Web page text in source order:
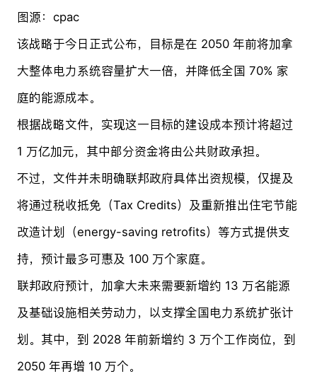
图源：cpac
该战略于今日正式公布，目标是在 2050 年前将加拿
大整体电力系统容量扩大一倍，并降低全国 70% 家
庭的能源成本。
根据战略文件，实现这一目标的建设成本预计将超过
1 万亿加元，其中部分资金将由公共财政承担。
不过，文件并未明确联邦政府具体出资规模，仅提及
将通过税收抵免（Tax Credits）及重新推出住宅节能
改造计划（energy-saving retrofits）等方式提供支
持，预计最多可惠及 100 万个家庭。
联邦政府预计，加拿大未来需要新增约 13 万名能源
及基础设施相关劳动力，以支撑全国电力系统扩张计
划。其中，到 2028 年前新增约 3 万个工作岗位，到
2050 年再增 10 万个。